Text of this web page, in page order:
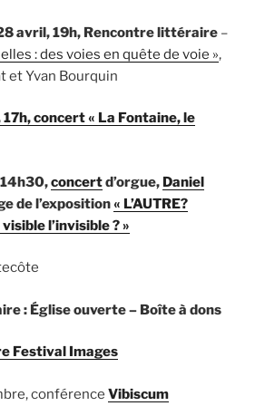
avril, 19h, Rencontre littéraire –
: des voies en quête de voie »,
et Yvan Bourquin
17h, concert « La Fontaine, le
concertd’orgue, Daniel
de l’exposition« L’AUTRE?
l’invisible ? »
: Église ouverte – Boîte à dons
Festival Images
conférence Vibiscum